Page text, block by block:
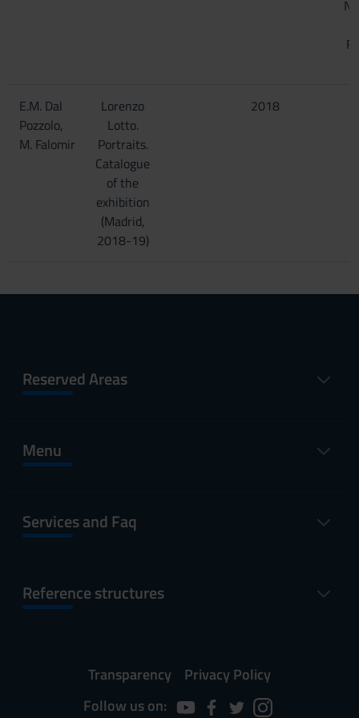
E.M. Dal
Pozzolo,
M. Falomir
Lorenzo
Lotto.
Portraits.
Catalogue
of the
exhibition
(Madrid,
2018-19)
2018
Reserved Areas
Menu
Services and Faq
Reference structures
Transparency
Privacy Policy
Follow us on: